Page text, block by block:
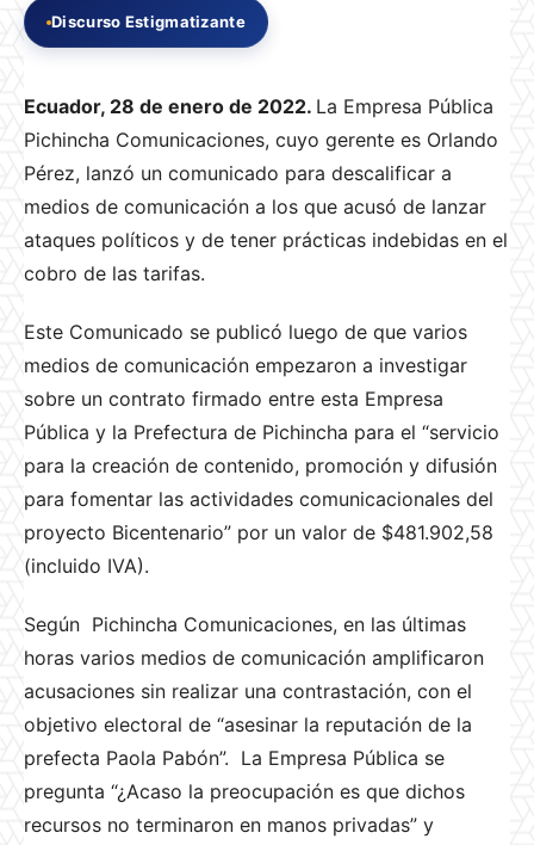
Discurso Estigmatizante
Ecuador, 28 de enero de 2022. La Empresa Pública
Pichincha Comunicaciones, cuyo gerente es Orlando
Pérez, lanzó un comunicado para descalificar a
medios de comunicación a los que acusó de lanzar
ataques políticos y de tener prácticas indebidas en el
cobro de las tarifas.
Este Comunicado se publicó luego de que varios
medios de comunicación empezaron a investigar
sobre un contrato firmado entre esta Empresa
Pública y la Prefectura de Pichincha para el “servicio
para la creación de contenido, promoción y difusión
para fomentar las actividades comunicacionales del
proyecto Bicentenario” por un valor de $481.902,58
(incluido IVA).
Según Pichincha Comunicaciones, en las últimas
horas varios medios de comunicación amplificaron
acusaciones sin realizar una contrastación, con el
objetivo electoral de “asesinar la reputación de la
prefecta Paola Pabón”. La Empresa Pública se
pregunta “¿Acaso la preocupación es que dichos
recursos no terminaron en manos privadas” y